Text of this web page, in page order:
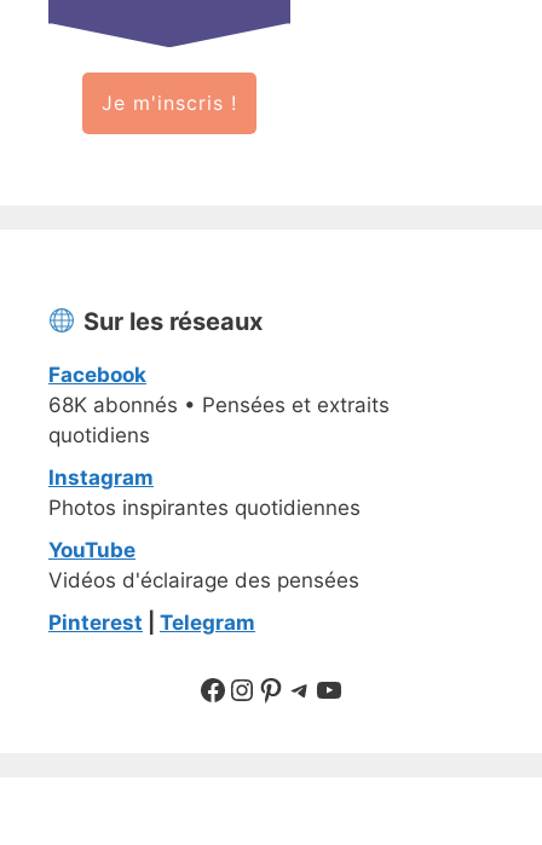
Je m'inscris !
Sur les réseaux
Facebook
68K abonnés • Pensées et extraits
quotidiens
Instagram
Photos inspirantes quotidiennes
YouTube
Vidéos d'éclairage des pensées
Pinterest
Telegram
Suivre sur Facebook
Suivre sur Instagram
Pinterest
Sur Telegram
YouTube